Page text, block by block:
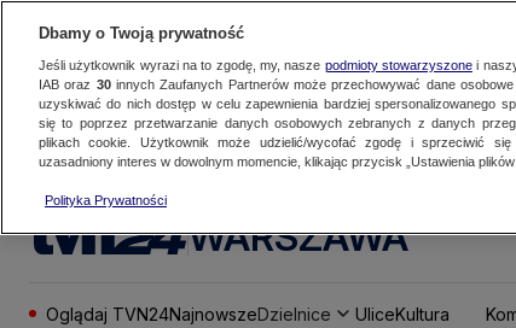
WARSZAWA
Oglądaj TVN24NajnowszeDzielnice UliceKultura
Dbamy o Twoją prywatność
Jeśli użytkownik wyrazi na to zgodę, my, nasze podmioty stowarzyszonei
IAB oraz 30innych Zaufanych Partnerów może przechowywać dane
uzyskiwać do nich dostęp w celu zapewnienia bardziej spersonalizowanego
się to poprzez przetwarzanie danych osobowych zebranych z danych
plikach cookie. Użytkownik może udzielić/wycofać zgodę i sprzeciwić
uzasadniony interes w dowolnym momencie, klikając przycisk „Ustawienia plików
Polityka Prywatności